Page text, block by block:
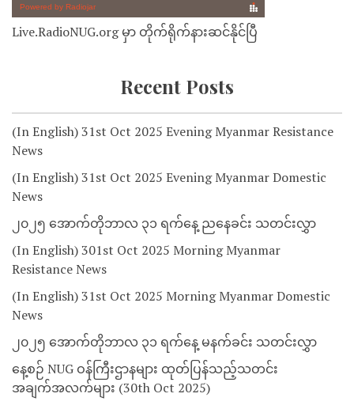
Live.RadioNUG.org မှာ တိုက်ရိုက်နားဆင်နိုင်ပြီ
Recent Posts
(In English) 31st Oct 2025 Evening Myanmar Resistance
News
(In English) 31st Oct 2025 Evening Myanmar Domestic
News
၂၀၂၅ အောက်တိုဘာလ ၃၁ ရက်နေ့ ညနေခင်း သတင်းလွှာ
(In English) 301st Oct 2025 Morning Myanmar
Resistance News
(In English) 31st Oct 2025 Morning Myanmar Domestic
News
၂၀၂၅ အောက်တိုဘာလ ၃၁ ရက်နေ့ မနက်ခင်း သတင်းလွှာ
နေ့စဉ် NUG ဝန်ကြီးဌာနများ ထုတ်ပြန်သည့်သတင်း
အချက်အလက်များ (30th Oct 2025)